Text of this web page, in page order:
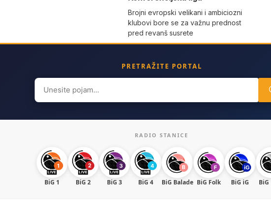
Brojni evropski velikani i ambiciozni
klubovi bore se za važnu prednost
pred revanš susrete
PRETRAŽITE PORTAL
Search
for:
RADIO STANICE
BiG 1 BiG 2 BiG 3 BiG 4 BiG Balade BiG Folk BiG iG BiG